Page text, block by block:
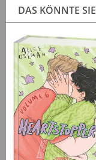
DAS KÖNNTE